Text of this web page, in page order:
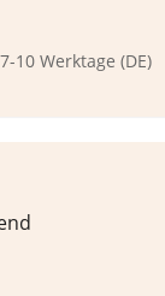
10 Werktage (DE)